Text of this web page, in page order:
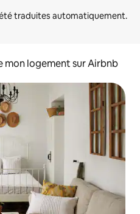
mon logement sur Airbnb